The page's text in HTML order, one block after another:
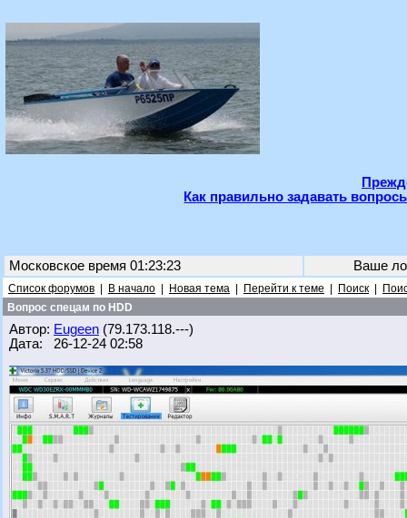
Как правильно задавать
Московское время 01:23:23 Ваше
Список форумов В начало Новая тема Перейти к теме Поиск
Вопрос спецам по HDD
Автор: Eugeen (79.173.118.---)
Дата: 26-12-24 02:58